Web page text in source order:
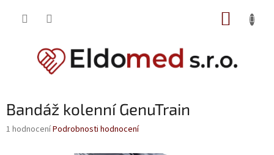
Bandáž kolenní GenuTrain
Průměrné
1 hodnoceníPodrobnosti hodnocení